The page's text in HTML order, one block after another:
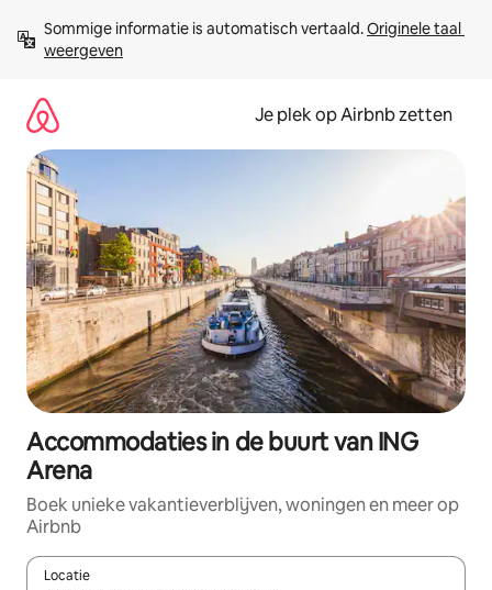
direct
naar
Sommige informatie is automatisch vertaald. Originele taal
weergeven
Je plek op Airbnb zetten
Accommodaties in de buurt van ING
Arena
Boek unieke vakantieverblijven, woningen en meer op
Airbnb
Locatie